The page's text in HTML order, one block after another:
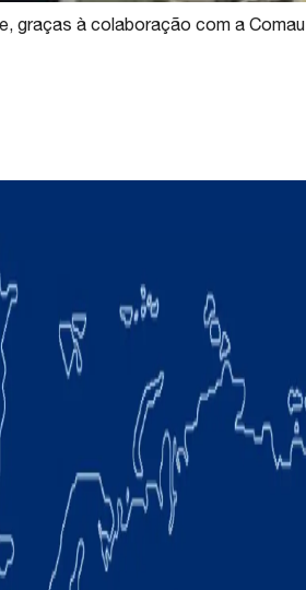
graças à colaboração com a Comau